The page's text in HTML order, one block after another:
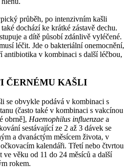
průběh, po intenzivním kašli
dochází ke krátké zástavě dechu.
a dítě působí zdánlivě vyléčené.
léčit. Jde o bakteriální onemocnění,
antibiotika v kombinaci s další léčbou,
ČERNÉMU KAŠLI
se obvykle podává v kombinaci s
(často také v kombinaci s vakcínou
obrně], Haemophilus influenzae a
sestávající ze 2 až 3 dávek se
a dvanáctým měsícem života, v
kalendáři. Třetí nebo čtvrtou
ve věku od 11 do 24 měsíců a další
rokem.